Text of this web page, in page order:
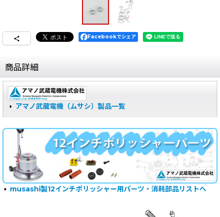
Facebookでシェア
商品詳細
アマノ武蔵電機（ムサシ）製品一覧
musashi製12インチポリッシャー用パーツ・消耗部品リストへ